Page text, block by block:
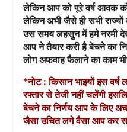
लेकिन आप को पूरे वर्ष आवक को
लेकिन अभी जैसे ही सभी
उस समय लहसुन में हमे नरमी
आप ने तैयार करी है बेचने का
लोग अफवाह फैलाने का काम
*नोट : किसान भाइयों इस वर्ष
रफ्तार से तेजी नहीं चलेंगी
बेचने का निर्णय आप के लिए
जैसा उचित लगे वैसा आप कर